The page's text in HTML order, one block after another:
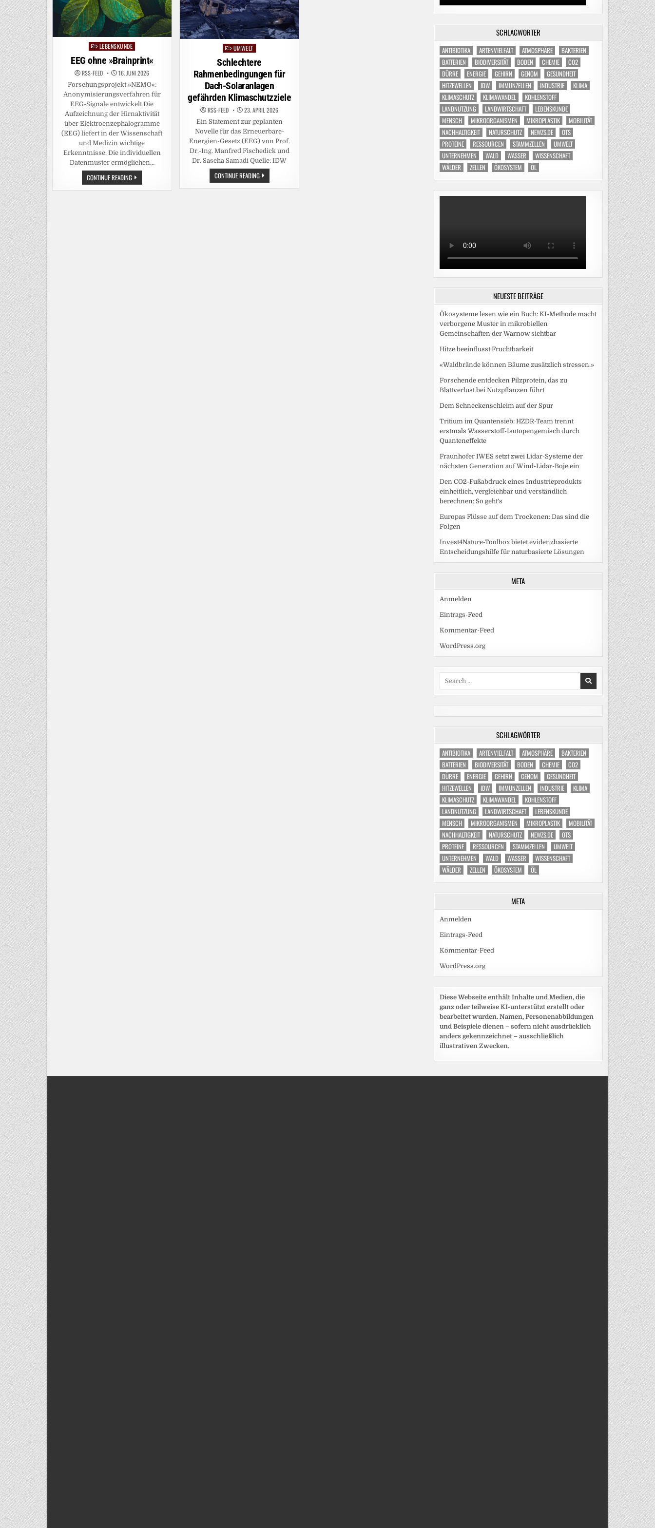
Posted
in
LEBENSKUNDE
EEG ohne »Brainprint«
RSS-FEED 16. JUNI 2026
Forschungsprojekt »NEMO«:
Anonymisierungsverfahren für
EEG-Signale entwickelt Die
Aufzeichnung der Hirnaktivität
über Elektroenzephalogramme
(EEG) liefert in der Wissenschaft
und Medizin wichtige
Erkenntnisse. Die individuellen
Datenmuster ermöglichen…
CONTINUE READINGEEG
OHNE
»BRAINPRINT«
Posted
in
UMWELT
Schlechtere
Rahmenbedingungen für
Dach-Solaranlagen
gefährden Klimaschutzziele
RSS-FEED 23. APRIL 2026
Ein Statement zur geplanten
Novelle für das Erneuerbare-
Energien-Gesetz (EEG) von Prof.
Dr.-Ing. Manfred Fischedick und
Dr. Sascha Samadi Quelle: IDW
CONTINUE READINGSCHLECHTERE
RAHMENBEDINGUNGEN
FÜR
SCHLAGWÖRTER
ANTIBIOTIKA ARTENVIELFALT ATMOSPHÄRE
BAKTERIEN
BATTERIEN
BIODIVERSITÄT BODEN CHEMIE
CO2
DÜRRE
ENERGIE GEHIRN GENOM
GESUNDHEIT
HITZEWELLEN
IDW IMMUNZELLEN INDUSTRIE
KLIMA
KLIMASCHUTZ
KLIMAWANDEL
KOHLENSTOFF
LANDNUTZUNG
LANDWIRTSCHAFT
LEBENSKUNDE
MENSCH
MIKROORGANISMEN MIKROPLASTIK
MOBILITÄT
NACHHALTIGKEIT
NATURSCHUTZ NEWZS.DE
OTS
PROTEINE
RESSOURCEN STAMMZELLEN
UMWELT
UNTERNEHMEN
WALD WASSER
WISSENSCHAFT
WÄLDER
ZELLEN ÖKOSYSTEM ÖL
NEUESTE BEITRÄGE
Ökosysteme lesen wie ein Buch: KI-Methode macht
verborgene Muster in mikrobiellen
Gemeinschaften der Warnow sichtbar
Hitze beeinflusst Fruchtbarkeit
«Waldbrände können Bäume zusätzlich stressen.»
Forschende entdecken Pilzprotein, das zu
Blattverlust bei Nutzpflanzen führt
Dem Schneckenschleim auf der Spur
Tritium im Quantensieb: HZDR-Team trennt
erstmals Wasserstoff-Isotopengemisch durch
Quanteneffekte
Fraunhofer IWES setzt zwei Lidar-Systeme der
nächsten Generation auf Wind-Lidar-Boje ein
Den CO2-Fußabdruck eines Industrieprodukts
einheitlich, vergleichbar und verständlich
berechnen: So geht‘s
Europas Flüsse auf dem Trockenen: Das sind die
Folgen
Invest4Nature-Toolbox bietet evidenzbasierte
Entscheidungshilfe für naturbasierte Lösungen
META
Anmelden
Eintrags-Feed
Kommentar-Feed
WordPress.org
SCHLAGWÖRTER
ANTIBIOTIKA ARTENVIELFALT ATMOSPHÄRE
BAKTERIEN
BATTERIEN
BIODIVERSITÄT BODEN CHEMIE
CO2
DÜRRE
ENERGIE GEHIRN GENOM
GESUNDHEIT
HITZEWELLEN
IDW IMMUNZELLEN INDUSTRIE
KLIMA
KLIMASCHUTZ
KLIMAWANDEL
KOHLENSTOFF
LANDNUTZUNG
LANDWIRTSCHAFT
LEBENSKUNDE
MENSCH
MIKROORGANISMEN MIKROPLASTIK
MOBILITÄT
NACHHALTIGKEIT
NATURSCHUTZ NEWZS.DE
OTS
PROTEINE
RESSOURCEN STAMMZELLEN
UMWELT
UNTERNEHMEN
WALD WASSER
WISSENSCHAFT
WÄLDER
ZELLEN ÖKOSYSTEM ÖL
META
Anmelden
Eintrags-Feed
Kommentar-Feed
WordPress.org
Diese Webseite enthält Inhalte und Medien, die
ganz oder teilweise KI-unterstützt erstellt oder
bearbeitet wurden. Namen, Personenabbildungen
und Beispiele dienen – sofern nicht ausdrücklich
anders gekennzeichnet – ausschließlich
illustrativen Zwecken.